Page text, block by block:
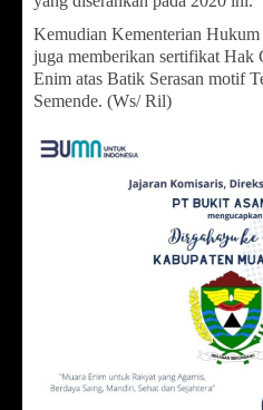
Kemudian Kementerian
juga memberikan sertifikat Hak
Enim atas Batik Serasan motif
Semende. (Ws/ Ril)